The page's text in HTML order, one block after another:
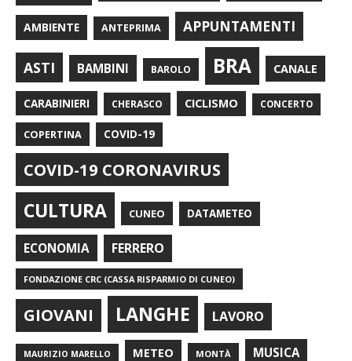
AMBIENTE ANTEPRIMA APPUNTAMENTI
ASTI BAMBINI BAROLO BRA CANALE
CARABINIERI CHERASCO CICLISMO CONCERTO
COPERTINA COVID-19
COVID-19 CORONAVIRUS
CULTURA CUNEO DATAMETEO
ECONOMIA FERRERO
FONDAZIONE CRC (CASSA RISPARMIO DI CUNEO)
GIOVANI LANGHE LAVORO
MAURIZIO MARELLO METEO MONTÀ MUSICA